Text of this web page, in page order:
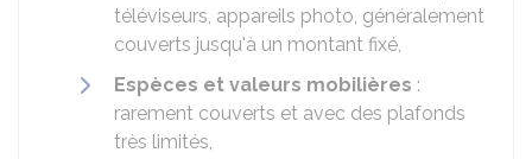
téléviseurs, appareils photo, généralement
couverts jusqu'à un montant fixé,
Espèces et valeurs mobilières :
rarement couverts et avec des plafonds
très limités,